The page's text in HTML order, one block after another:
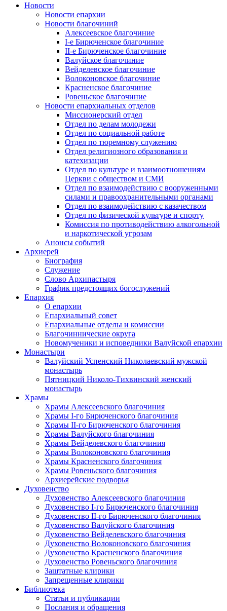
Новости
Новости епархии
Новости благочиний
Алексеевское благочиние
I-е Бирюченское благочиние
II-е Бирюченское благочиние
Валуйское благочиние
Вейделевское благочиние
Волоконовское благочиние
Красненское благочиние
Ровеньское благочиние
Новости епархиальных отделов
Миссионерский отдел
Отдел по делам молодежи
Отдел по социальной работе
Отдел по тюремному служению
Отдел религиозного образования и
катехизации
Отдел по культуре и взаимоотношениям
Церкви с обществом и СМИ
Отдел по взаимодействию с вооруженными
силами и правоохранительными органами
Отдел по взаимодействию с казачеством
Отдел по физической культуре и спорту
Комиссия по противодействию алкогольной
и наркотической угрозам
Анонсы событий
Архиерей
Биография
Служение
Слово Архипастыря
График предстоящих богослужений
Епархия
О епархии
Епархиальный совет
Епархиальные отделы и комиссии
Благочиннические округа
Новомученики и исповедники Валуйской епархии
Монастыри
Валуйский Успенский Николаевский мужской
монастырь
Пятницкий Николо-Тихвинский женский
монастырь
Храмы
Храмы Алексеевского благочиния
Храмы I-го Бирюченского благочиния
Храмы II-го Бирюченского благочиния
Храмы Валуйского благочиния
Храмы Вейделевского благочиния
Храмы Волоконовского благочиния
Храмы Красненского благочиния
Храмы Ровеньского благочиния
Архиерейские подворья
Духовенство
Духовенство Алексеевского благочиния
Духовенство I-го Бирюченского благочиния
Духовенство II-го Бирюченского благочиния
Духовенство Валуйского благочиния
Духовенство Вейделевского благочиния
Духовенство Волоконовского благочиния
Духовенство Красненского благочиния
Духовенство Ровеньского благочиния
Заштатные клирики
Запрещенные клирики
Библиотека
Статьи и публикации
Послания и обращения